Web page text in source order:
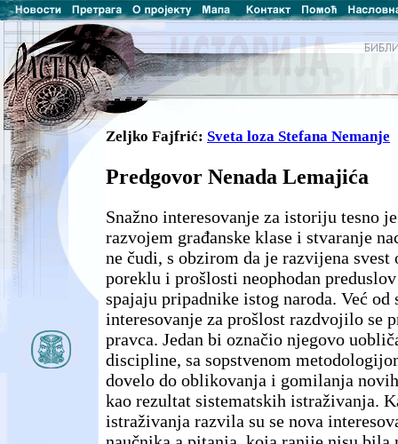
Zeljko Fajfrić: Sveta loza Stefana Nemanje
Predgovor Nenada Lemajića
Snažno interesovanje za istoriju tesno
razvojem građanske klase i stvaranje
ne čudi, s obzirom da je razvijena svest
poreklu i prošlosti neophodan
spajaju pripadnike istog naroda. Već od
interesovanje za prošlost razdvojilo se
pravca. Jedan bi označio njegovo
discipline, sa sopstvenom
dovelo do oblikovanja i gomilanja
kao rezultat sistematskih istraživanja.
istraživanja razvila su se nova